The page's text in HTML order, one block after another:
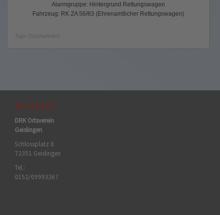
Alarmgruppe: Hintergrund Rettungswagen
Fahrzeug: RK ZA 56/83 (Ehrenamtlicher Rettungswagen)
Tags (Suchwörter):
KONTAKT
DRK Ortsverein
Geislingen
Schlossplatz 8
72351 Geislingen
Tel.:
0152/09993267